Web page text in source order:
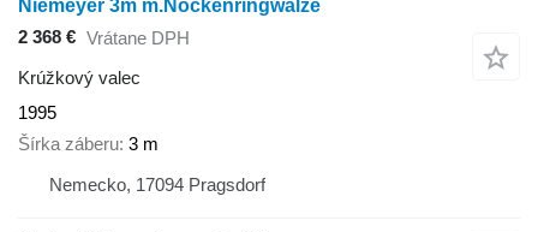
Niemeyer 3m m.Nockenringwalze
2 368 € Vrátane DPH
Krúžkový valec
1995
Šírka záberu 3 m
Nemecko, 17094 Pragsdorf